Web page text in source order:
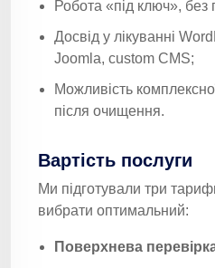
Робота «під ключ», без
Досвід у лікуванні
Joomla, custom CMS;
Можливість
після очищення.
Вартість послуги
Ми підготували три
вибрати оптимальний:
Поверхнева